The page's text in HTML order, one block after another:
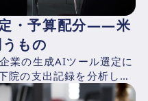
・予算配分——米
もの
の生成AIツール選定に
院の支出記録を分析した
3月31日の期...